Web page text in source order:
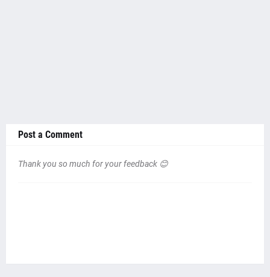
Post a Comment
Thank you so much for your feedback 😊